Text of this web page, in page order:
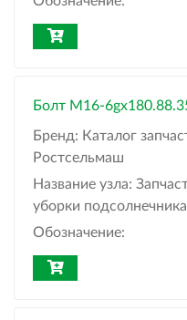
Болт М16-
Бренд: Каталог
Ростсельмаш
Название узла:
уборки
Обозначение: